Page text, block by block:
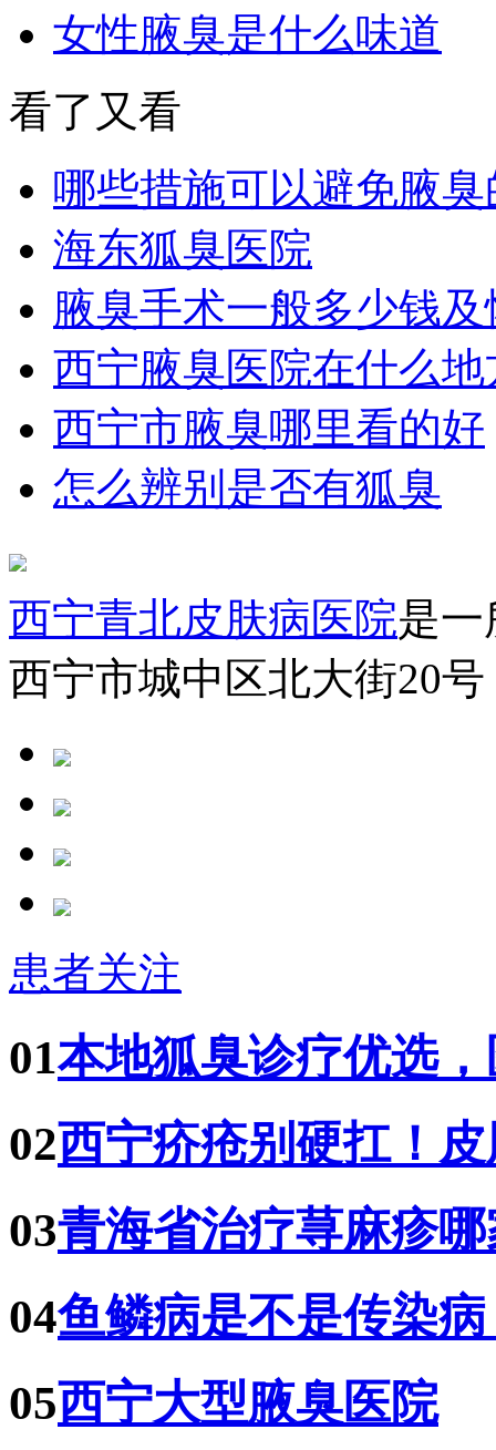
女性腋臭是什么味道
看了又看
哪些措施可以避免腋
海东狐臭医院
腋臭手术一般多少钱
西宁腋臭医院在什么地
西宁市腋臭哪里看的好
怎么辨别是否有狐臭
西宁青北皮肤病医院是
西宁市城中区北大街20
患者关注
01本地狐臭诊疗优选
02西宁疥疮别硬扛！
03青海省治疗荨麻疹
04鱼鳞病是不是传染
05西宁大型腋臭医院